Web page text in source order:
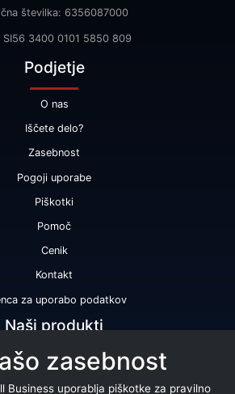
številka: 6356087000
SI56 3400 0101 5850 809
Podjetje
O nas
Iščete delo?
Zasebnost
Pogoji uporabe
Piškotki
Pomoč
Cenik
Kontakt
za uporabo podatkov
Naši produkti
Bonitetna ocena
Bonitetno poročilo
zasebnost
Business uporablja piškotke za pravilno